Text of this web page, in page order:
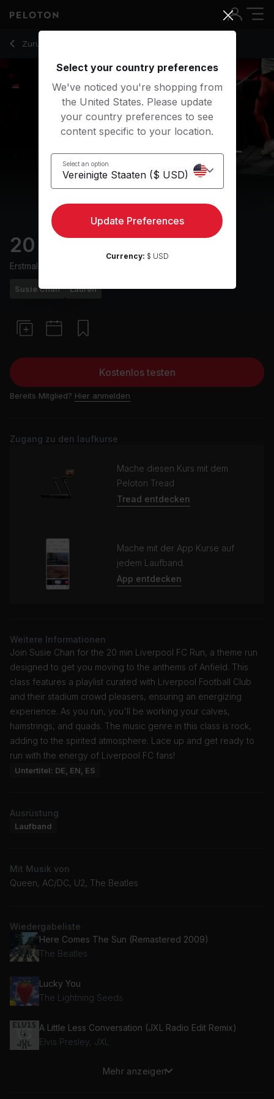
Zurück zu Laufkurse
Zurück
20 min Liverpool FC Run
Erstmals ausgestrahlt am
Susie Chan Laufen
Kostenlos testen
Bereits Mitglied? Hier anmelden
Zugang zu den laufkurse
Mache diesen Kurs mit dem
Peloton Tread
Tread entdecken
Mache mit der App Kurse auf
jedem Laufband.
App entdecken
Weitere Informationen
Join Susie Chan for the 20 min Liverpool FC Run, a theme run
designed to get you moving to the anthems of Anfield. This
class features a playlist curated with Liverpool Football Club
and their stadium crowd pleasers, ensuring an energizing
experience. As you run, you'll be working your calves,
hamstrings, and quads. The music genre in this class is rock,
adding to the spirited atmosphere. Lace up and get ready to
run with the energy of Liverpool FC fans!
Untertitel: DE, EN, ES
Ausrüstung
Laufband
Mit Musik von
Queen, AC/DC, U2, The Beatles
Wiedergabeliste
Here Comes The Sun (Remastered 2009)
The Beatles
Lucky You
The Lightning Seeds
A Little Less Conversation (JXL Radio Edit Remix)
Elvis Presley, JXL
Mehr anzeigen
Select your country preferences
We've noticed you're shopping from
the United States. Please update
your country preferences to see
content specific to your location.
Select an option
Update Preferences
Currency: $ USD